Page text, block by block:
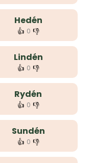
Hedén
👍 0 👎
Lindén
👍 0 👎
Rydén
👍 0 👎
Sundén
👍 0 👎